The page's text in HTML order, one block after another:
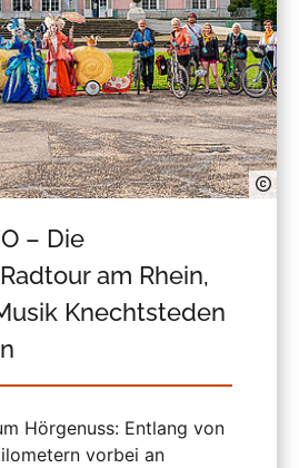
– Die
am Rhein,
Knechtsteden
Hörgenuss: Entlang von
vorbei an